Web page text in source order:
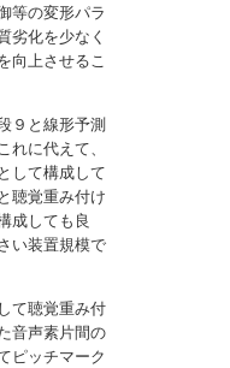
等の変形パラ
劣化を少なく
向上させるこ
９と線形予測
れに代えて、
して構成して
聴覚重み付け
成しても良
い装置規模で
て聴覚重み付
音声素片間の
ピッチマーク